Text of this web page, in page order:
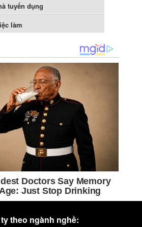
tuyển dụng
làm
theo ngành nghề: